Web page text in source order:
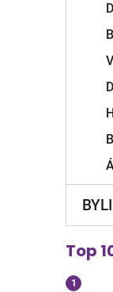
Top